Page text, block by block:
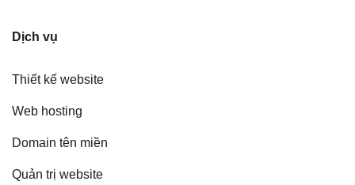
Dịch vụ
Thiết kế website
Web hosting
Domain tên miền
Quản trị website